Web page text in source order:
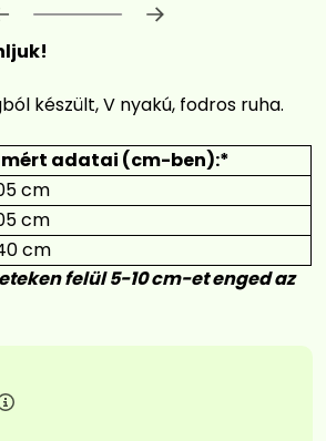
Előrehaladás:
készült, V nyakú, fodros ruha.
mért adatai (cm-ben):*
cm
cm
cm
felül 5-10 cm-et enged az